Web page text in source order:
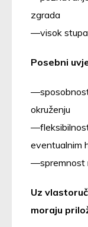
zgrada
visok
Posebni
okruženju
eventualnim
spremnost
Uz
moraju